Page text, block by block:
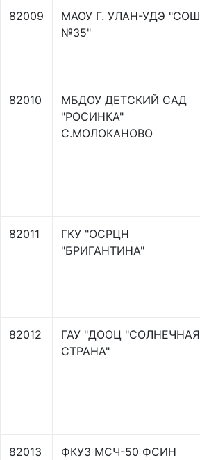
82009
МАОУ Г. УЛАН-УДЭ "СОШ
№35"
82010
МБДОУ ДЕТСКИЙ САД
"РОСИНКА"
С.МОЛОКАНОВО
82011
ГКУ "ОСРЦН
"БРИГАНТИНА"
82012
ГАУ "ДООЦ "СОЛНЕЧНАЯ
СТРАНА"
82013
ФКУЗ МСЧ-50 ФСИН